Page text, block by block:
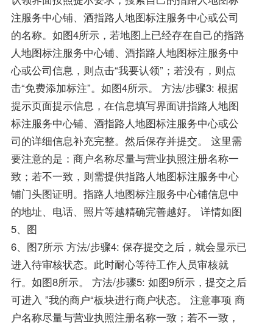
注服务中心铺、酒指路人地图标注服务中心或公司
的名称。如图4所示，若地图上已经存在自己的指路
人地图标注服务中心铺、酒指路人地图标注服务中
心或公司信息，则点击“我要认领”；若没有，则点
击“免费添加标注”。如图4所示。 方法/步骤3: 根据
提示页面提示信息，在信息填写界面讲指路人地图
标注服务中心铺、酒指路人地图标注服务中心或公
司的详细信息补充完整。然后保存并提交。 这里需
要注意的是：商户名称尽量与营业执照注册名称一
致；若不一致，则需提供指路人地图标注服务中心
铺门头图证明。指路人地图标注服务中心铺信息中
的地址、电话、照片等越精确完善越好。 详情如图
5、图
6、图7所示 方法/步骤4: 保存提交之后，就会显示已
进入待审核状态。此时耐心等待工作人员审核就
行。如图8所示。 方法/步骤5: 如图9所示，提交之后
可进入 ”我的商户“板块进行商户状态。 注意事项 商
户名称尽量与营业执照注册名称一致；若不一致，